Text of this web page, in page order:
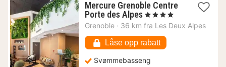
Mercure Grenoble Centre
Porte des Alpes1
natt
765
kr.
, 4 Stjerner
Grenoble · 36 km fra Les Deux Alpes
Låse opp rabatt
Svømmebasseng